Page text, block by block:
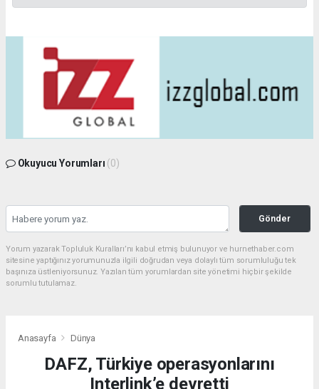
Okuyucu Yorumları (0)
Gönder
Yorum yazarak Topluluk Kuralları’nı kabul etmiş bulunuyor ve hurnethaber.com
sitesine yaptığınız yorumunuzla ilgili doğrudan veya dolaylı tüm sorumluluğu tek
başınıza üstleniyorsunuz. Yazılan tüm yorumlardan site yönetimi hiçbir şekilde
sorumlu tutulamaz.
Anasayfa Dünya
DAFZ, Türkiye operasyonlarını
Interlink’e devretti